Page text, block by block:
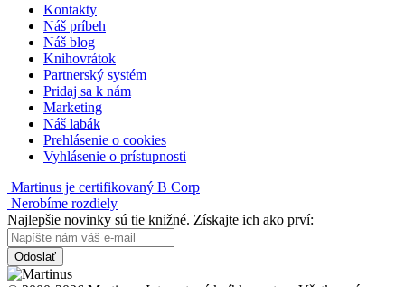
Kontakty
Náš príbeh
Náš blog
Knihovrátok
Partnerský systém
Pridaj sa k nám
Marketing
Náš labák
Prehlásenie o cookies
Vyhlásenie o prístupnosti
Martinus je certifikovaný B Corp
Nerobíme rozdiely
Najlepšie novinky sú tie knižné. Získajte ich ako prví:
Odoslať